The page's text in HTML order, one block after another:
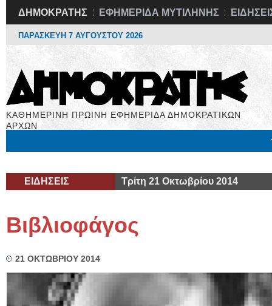
ΔΗΜΟΚΡΑΤΗΣ ΕΦΗΜΕΡΙΔΑ ΜΥΤΙΛΗΝΗΣ
ΠΑΡΑΣΚΕΥΗ 7 ΑΥΓΟΥΣΤΟΥ 2026
ΚΑΘΗΜΕΡΙΝΗ ΠΡΩΙΝΗ ΕΦΗΜΕΡΙΔΑ ΔΗΜΟΚΡΑΤΙΚΩΝ
ΑΡΧΩΝ
ΕΙΔΗΣΕΙΣ Τρίτη 21 Οκτωβρίου 2014
Βιβλιοφάγος
21 ΟΚΤΩΒΡΙΟΥ 2014